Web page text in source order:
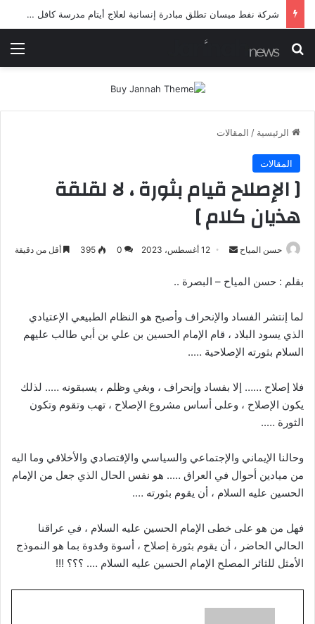
شرطة ميسان تلقي القبض على مطلقي العيارات النارية أثناء تشييع جنائزي في العمارة
بحث عن
الرئيسية / المقالات
المقالات
[ الإصلاح قيام بثورة ، لا لقلقة
هذيان كلام ]
حسن المياح
أرسل
إلكترونيا
12 أغسطس، 2023 0
395 أقل من دقيقة
بقلم : حسن المياح – البصرة ..
لما إنتشر الفساد والإنحراف وأصبح هو النظام الطبيعي الإعتيادي
الذي يسود البلاد ، قام الإمام الحسين بن علي بن أبي طالب عليهم
السلام بثورته الإصلاحية …..
فلا إصلاح …… إلا بفساد وإنحراف ، وبغي وظلم ، يسبقونه ….. لذلك
يكون الإصلاح ، وعلى أساس مشروع الإصلاح ، تهب وتقوم وتكون
الثورة …..
وحالنا الإيماني والإجتماعي والسياسي والإقتصادي والأخلاقي وما اليه
من ميادين أحوال في العراق ….. هو نفس الحال الذي جعل من الإمام
الحسين عليه السلام ، أن يقوم بثورته ….
فهل من هو على خطى الإمام الحسين عليه السلام ، في عراقنا
الحالي الحاضر ، أن يقوم بثورة إصلاح ، أسوة وقدوة بما هو النموذج
الأمثل للثائر المصلح الإمام الحسين عليه السلام …. ؟؟؟ !!!